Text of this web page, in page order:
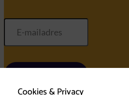
Cookies & Privacy